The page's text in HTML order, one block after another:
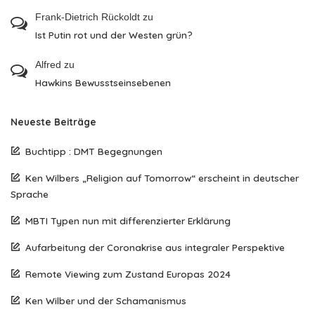
Frank-Dietrich Rückoldt zu
Ist Putin rot und der Westen grün?
Alfred zu
Hawkins Bewusstseinsebenen
Neueste Beiträge
Buchtipp : DMT Begegnungen
Ken Wilbers „Religion auf Tomorrow“ erscheint in deutscher
Sprache
MBTI Typen nun mit differenzierter Erklärung
Aufarbeitung der Coronakrise aus integraler Perspektive
Remote Viewing zum Zustand Europas 2024
Ken Wilber und der Schamanismus